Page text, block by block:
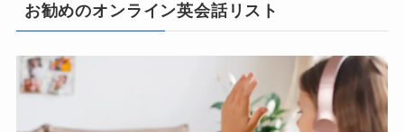
お勧めのオンライン英会話リスト